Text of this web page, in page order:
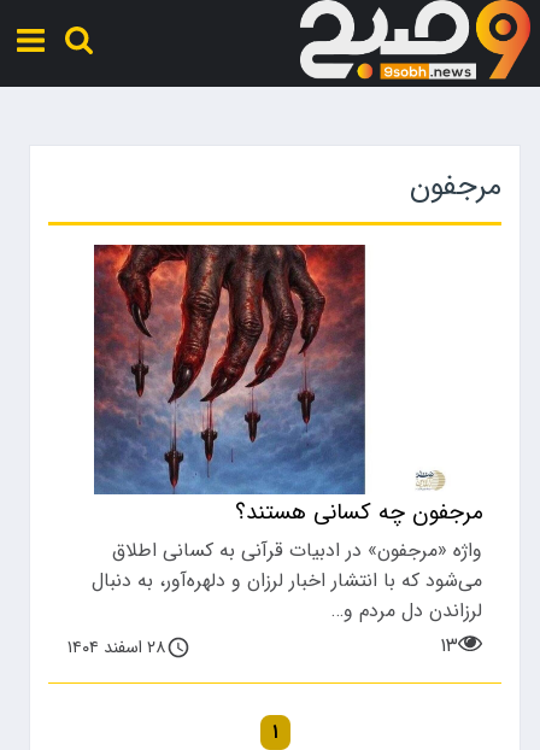
مرجفون
مرجفون چه کسانی هستند؟
واژه «مرجفون» در ادبیات قرآنی به کسانی اطلاق
می‌شود که با انتشار اخبار لرزان و دلهره‌آور، به دنبال
لرزاندن دل مردم و…
۱۳
۲۸ اسفند ۱۴۰۴
۱